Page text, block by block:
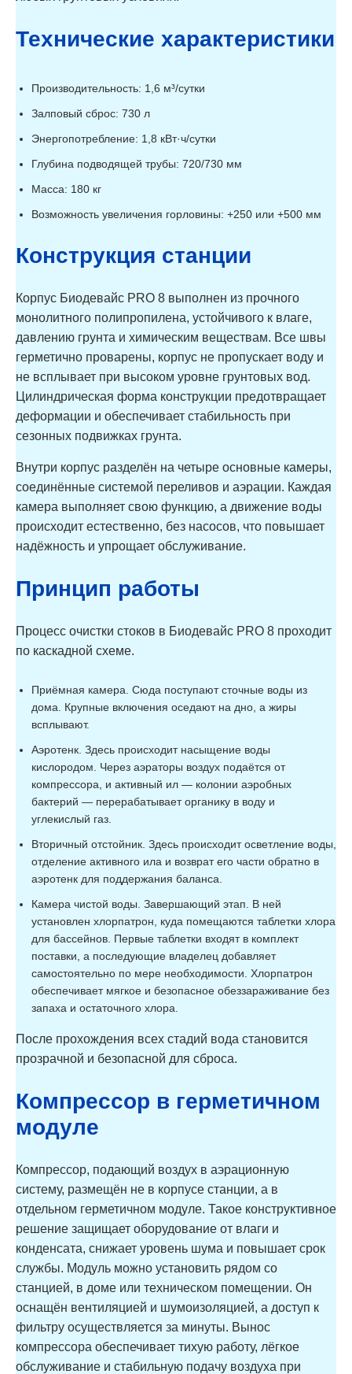
Технические характеристики
Производительность: 1,6 м³/сутки
Залповый сброс: 730 л
Энергопотребление: 1,8 кВт·ч/сутки
Глубина подводящей трубы: 720/730 мм
Масса: 180 кг
Возможность увеличения горловины: +250 или +500 мм
Конструкция станции
Корпус Биодевайс PRO 8 выполнен из прочного
монолитного полипропилена, устойчивого к влаге,
давлению грунта и химическим веществам. Все швы
герметично проварены, корпус не пропускает воду и
не всплывает при высоком уровне грунтовых вод.
Цилиндрическая форма конструкции предотвращает
деформации и обеспечивает стабильность при
сезонных подвижках грунта.
Внутри корпус разделён на четыре основные камеры,
соединённые системой переливов и аэрации. Каждая
камера выполняет свою функцию, а движение воды
происходит естественно, без насосов, что повышает
надёжность и упрощает обслуживание.
Принцип работы
Процесс очистки стоков в Биодевайс PRO 8 проходит
по каскадной схеме.
Приёмная камера. Сюда поступают сточные воды из
дома. Крупные включения оседают на дно, а жиры
всплывают.
Аэротенк. Здесь происходит насыщение воды
кислородом. Через аэраторы воздух подаётся от
компрессора, и активный ил — колонии аэробных
бактерий — перерабатывает органику в воду и
углекислый газ.
Вторичный отстойник. Здесь происходит осветление воды,
отделение активного ила и возврат его части обратно в
аэротенк для поддержания баланса.
Камера чистой воды. Завершающий этап. В ней
установлен хлорпатрон, куда помещаются таблетки хлора
для бассейнов. Первые таблетки входят в комплект
поставки, а последующие владелец добавляет
самостоятельно по мере необходимости. Хлорпатрон
обеспечивает мягкое и безопасное обеззараживание без
запаха и остаточного хлора.
После прохождения всех стадий вода становится
прозрачной и безопасной для сброса.
Компрессор в герметичном
модуле
Компрессор, подающий воздух в аэрационную
систему, размещён не в корпусе станции, а в
отдельном герметичном модуле. Такое конструктивное
решение защищает оборудование от влаги и
конденсата, снижает уровень шума и повышает срок
службы. Модуль можно установить рядом со
станцией, в доме или техническом помещении. Он
оснащён вентиляцией и шумоизоляцией, а доступ к
фильтру осуществляется за минуты. Вынос
компрессора обеспечивает тихую работу, лёгкое
обслуживание и стабильную подачу воздуха при